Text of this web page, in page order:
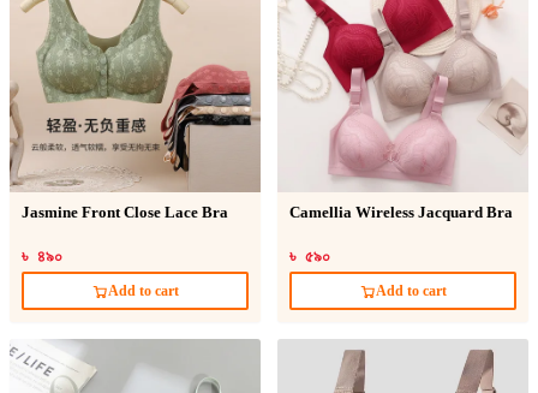
Jasmine Front Close Lace Bra
৳ ৪৯০
Add to cart
Camellia Wireless Jacquard Bra
৳ ৫৯০
Add to cart